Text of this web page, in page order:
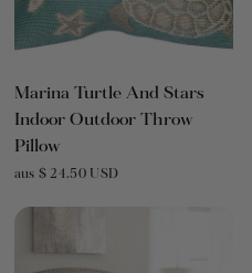
Marina Turtle And Stars
Indoor Outdoor Throw
Pillow
aus $ 24.50 USD